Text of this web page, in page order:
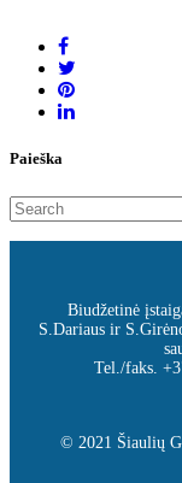
Paieška
Biudžetinė
S.Dariaus ir
Tel./faks.
© 2021 Šiaulių